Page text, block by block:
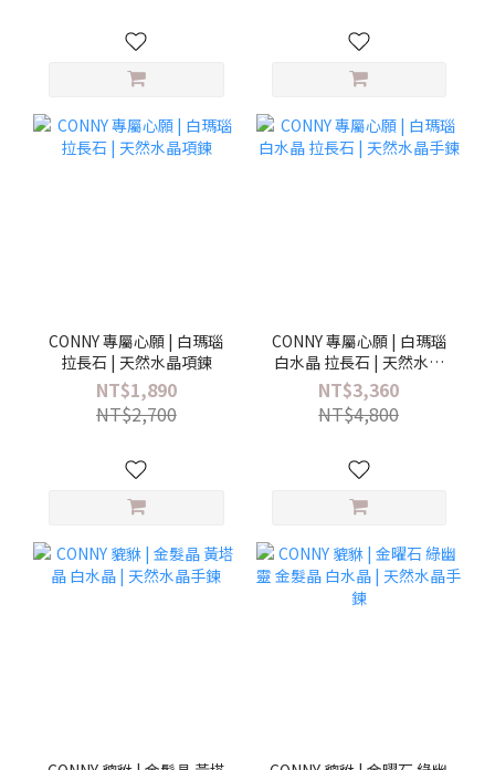
CONNY 專屬心願 | 白瑪瑙
拉長石 | 天然水晶項鍊
NT$1,890
NT$2,700
CONNY 專屬心願 | 白瑪瑙
白水晶 拉長石 | 天然水晶
手鍊
NT$3,360
NT$4,800